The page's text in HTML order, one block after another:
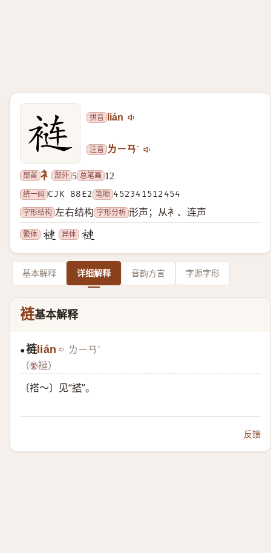
拼音 lián
注音 ㄌㄧㄢˊ
部首 衤 部外 5 总笔画 12
统一码 CJK 88E2 笔顺 452341512454
字形结构 左右结构 字形分析 形声；从衤、连声
繁体 异体
基本解释 详细解释 音韵方言 字源字形
裢基本解释
●裢lián ㄌㄧㄢˊ
（
褳）
〔褡～〕见“褡”。
反馈